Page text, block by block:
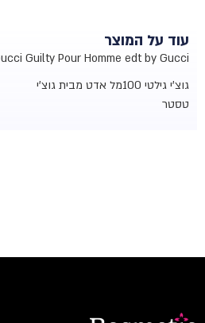
עוד על המוצר
Gucci Guilty Pour Homme edt by Gucci
גוצ'י גילטי 100מל אדט מבית גוצ'י
טסטר